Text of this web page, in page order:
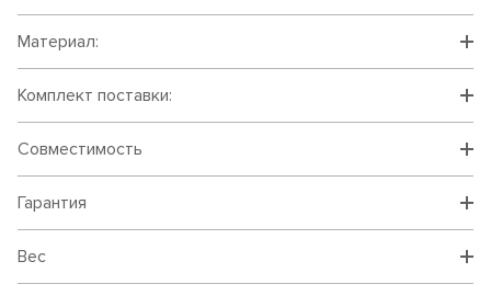
Материал:
Комплект поставки:
Совместимость
Гарантия
Вес